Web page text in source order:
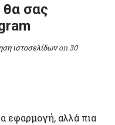
σας
ιστοσελίδωνon 30
εφαρμογή, αλλά πια